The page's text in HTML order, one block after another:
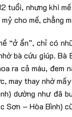
tuổi, nhưng khi
cho mế, chẳng
“ở ẩn”, chỉ có
bà cứu giúp.
ra cả máu, đem
may thay nhờ
dường như đã
Sơn – Hòa Bình)